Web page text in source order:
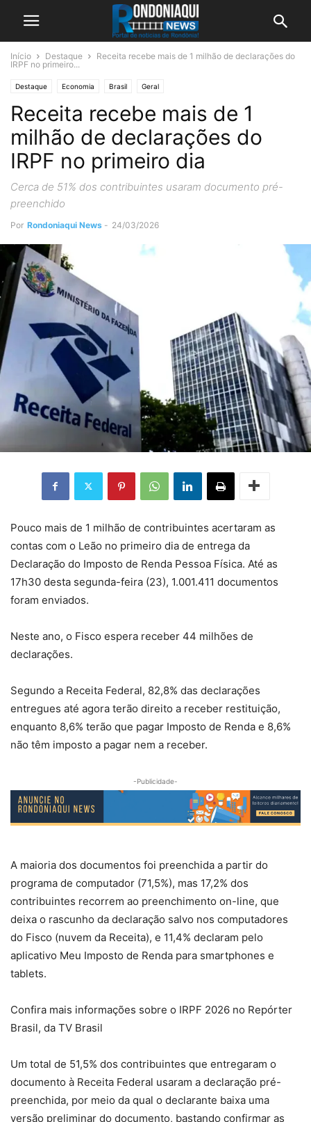
Início Destaque
Receita recebe mais de 1 milhão de declarações do
IRPF no primeiro...
Destaque Economia Brasil Geral
Receita recebe mais de 1
milhão de declarações do
IRPF no primeiro dia
Cerca de 51% dos contribuintes usaram documento pré-
preenchido
Por Rondoniaqui News - 24/03/2026
Pouco mais de 1 milhão de contribuintes acertaram as
contas com o Leão no primeiro dia de entrega da
Declaração do Imposto de Renda Pessoa Física. Até as
17h30 desta segunda-feira (23), 1.001.411 documentos
foram enviados.
Neste ano, o Fisco espera receber 44 milhões de
declarações.
Segundo a Receita Federal, 82,8% das declarações
entregues até agora terão direito a receber restituição,
enquanto 8,6% terão que pagar Imposto de Renda e 8,6%
não têm imposto a pagar nem a receber.
-Publicidade-
A maioria dos documentos foi preenchida a partir do
programa de computador (71,5%), mas 17,2% dos
contribuintes recorrem ao preenchimento on-line, que
deixa o rascunho da declaração salvo nos computadores
do Fisco (nuvem da Receita), e 11,4% declaram pelo
aplicativo Meu Imposto de Renda para smartphones e
tablets.
Confira mais informações sobre o IRPF 2026 no Repórter
Brasil, da TV Brasil
Um total de 51,5% dos contribuintes que entregaram o
documento à Receita Federal usaram a declaração pré-
preenchida, por meio da qual o declarante baixa uma
versão preliminar do documento, bastando confirmar as